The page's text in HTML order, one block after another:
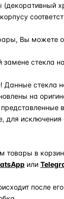
(декоративный
Вы можете
замене стекла
стекла
на
для исключения
товары в
или
после